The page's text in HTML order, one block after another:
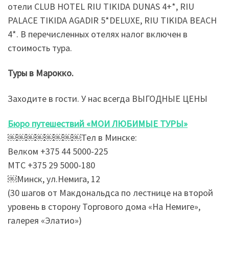
отели CLUB HOTEL RIU TIKIDA DUNAS 4+*, RIU
PALACE TIKIDA AGADIR 5*DELUXE, RIU TIKIDA BEACH
4*. В перечисленных отелях налог включен в
стоимость тура.
Туры в Марокко.
Заходите в гости. У нас всегда ВЫГОДНЫЕ ЦЕНЫ
Бюро путешествий «МОИ ЛЮБИМЫЕ ТУРЫ»
￼￼￼￼￼￼￼￼Тел в Минске:
Велком +375 44 5000-225
МТС +375 29 5000-180
￼Минск, ул.Немига, 12
(30 шагов от Макдональдса по лестнице на второй
уровень в сторону Торгового дома «На Немиге»,
галерея «Элатио»)